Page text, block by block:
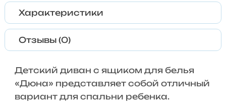
Характеристики
Отзывы (0)
Детский диван с ящиком для белья
«Дюна» представляет собой отличный
вариант для спальни ребенка.